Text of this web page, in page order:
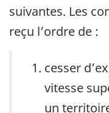
suivantes. Les
reçu l’ordre de :
cesser
vitesse
un